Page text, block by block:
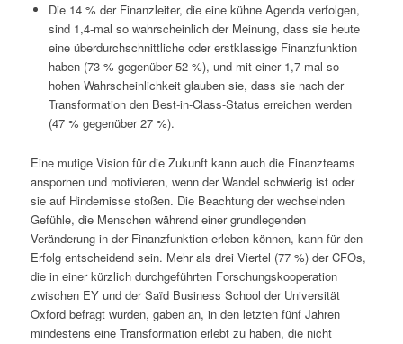
Die 14 % der Finanzleiter, die eine kühne Agenda verfolgen,
sind 1,4-mal so wahrscheinlich der Meinung, dass sie heute
eine überdurchschnittliche oder erstklassige Finanzfunktion
haben (73 % gegenüber 52 %), und mit einer 1,7-mal so
hohen Wahrscheinlichkeit glauben sie, dass sie nach der
Transformation den Best-in-Class-Status erreichen werden
(47 % gegenüber 27 %).
Eine mutige Vision für die Zukunft kann auch die Finanzteams
anspornen und motivieren, wenn der Wandel schwierig ist oder
sie auf Hindernisse stoßen. Die Beachtung der wechselnden
Gefühle, die Menschen während einer grundlegenden
Veränderung in der Finanzfunktion erleben können, kann für den
Erfolg entscheidend sein. Mehr als drei Viertel (77 %) der CFOs,
die in einer kürzlich durchgeführten Forschungskooperation
zwischen EY und der Saïd Business School der Universität
Oxford befragt wurden, gaben an, in den letzten fünf Jahren
mindestens eine Transformation erlebt zu haben, die nicht